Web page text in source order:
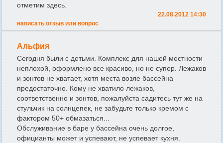
отметим здесь.
22.08.2012 14:30
написать отзыв или вопрос
Альфия
Сегодня были с детьми. Комплекс для нашей местности
неплохой, оформлено все красиво, но не супер. Лежаков
и зонтов не хватает, хотя места возле бассейна
предостаточно. Кому не хватило лежаков,
соответственно и зонтов, пожалуйста садитесь тут же на
стульчик на солнцепек, не забудьте только кремом с
фактором 50+ обмазаться...
Обслуживание в баре у бассейна очень долгое,
официанты может и успевают, не успевает кухня.